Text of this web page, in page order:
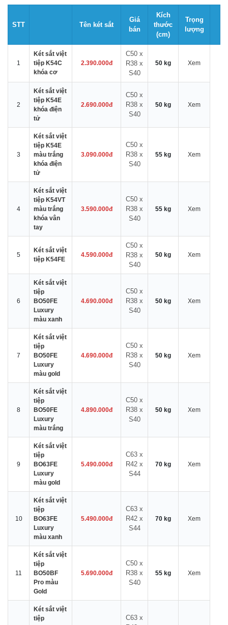
STT Tên két sắt
Giá
bán
Kích
thước
(cm)
Trọng
lượng
1
Két sắt việt
tiệp K54C
khóa cơ
2.390.000đ
C50 x
R38 x
S40
50 kg Xem
2
Két sắt việt
tiệp K54E
khóa điện
tử
2.690.000đ
C50 x
R38 x
S40
50 kg Xem
3
Két sắt việt
tiệp K54E
màu trắng
khóa điện
tử
3.090.000đ
C50 x
R38 x
S40
55 kg Xem
4
Két sắt việt
tiệp K54VT
màu trắng
khóa vân
tay
3.590.000đ
C50 x
R38 x
S40
55 kg Xem
5
Két sắt việt
tiệp K54FE
4.590.000đ
C50 x
R38 x
S40
50 kg Xem
6
Két sắt việt
tiệp
BO50FE
Luxury
màu xanh
4.690.000đ
C50 x
R38 x
S40
50 kg Xem
7
Két sắt việt
tiệp
BO50FE
Luxury
màu gold
4.690.000đ
C50 x
R38 x
S40
50 kg Xem
8
Két sắt việt
tiệp
BO50FE
Luxury
màu trắng
4.890.000đ
C50 x
R38 x
S40
50 kg Xem
9
Két sắt việt
tiệp
BO63FE
Luxury
màu gold
5.490.000đ
C63 x
R42 x
S44
70 kg Xem
10
Két sắt việt
tiệp
BO63FE
Luxury
màu xanh
5.490.000đ
C63 x
R42 x
S44
70 kg Xem
11
Két sắt việt
tiệp
BO50BF
Pro màu
Gold
5.690.000đ
C50 x
R38 x
S40
55 kg Xem
Két sắt việt
tiệp
C63 x